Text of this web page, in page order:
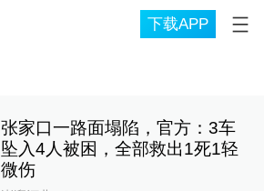
下载APP
张家口一路面塌陷，官方：3车
坠入4人被困，全部救出1死1轻
微伤